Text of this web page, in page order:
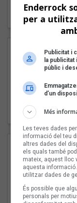
Pep
Enderrock
per a
Publicitat i
la
públic i
d’un
Més
Les teves dades
informació del teu
altres dades del
els quals també
mateix, aquest lloc
aquesta
utilitzar dades de
És possible que
personals per